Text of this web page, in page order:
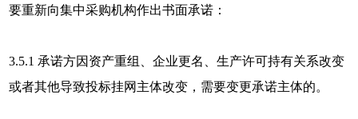
要重新向集中采购机构作出书面承诺：
3.5.1 承诺方因资产重组、企业更名、生产许可持有关系改变
或者其他导致投标挂网主体改变，需要变更承诺主体的。